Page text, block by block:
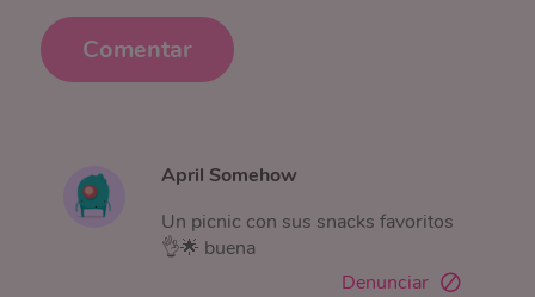
Comentar
April Somehow
Un picnic con sus snacks favoritos
👌🌟 buena
Denunciar